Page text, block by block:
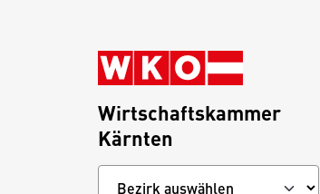
Wirtschaftskammer
Kärnten